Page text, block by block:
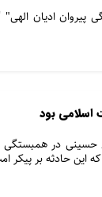
ادیان الهی"
بود
در همبستگی
که این حادثه بر